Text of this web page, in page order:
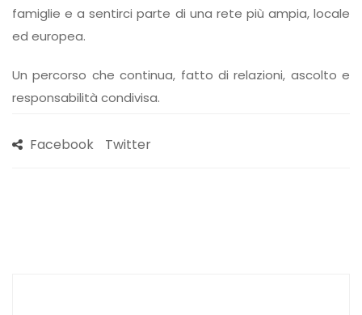
famiglie e a sentirci parte di una rete più ampia, locale
ed europea.
Un percorso che continua, fatto di relazioni, ascolto e
responsabilità condivisa.
Facebook Twitter